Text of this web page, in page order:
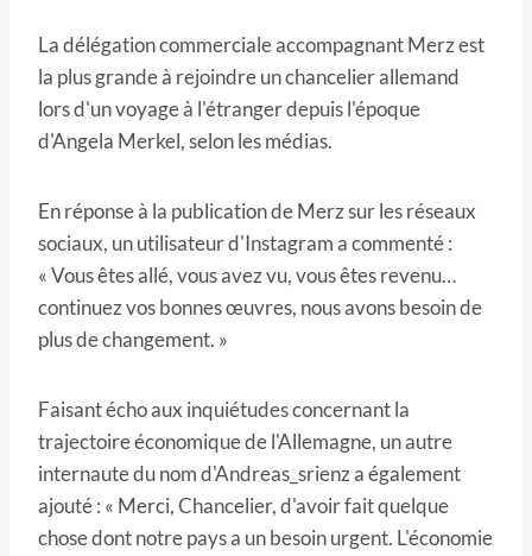
La délégation commerciale accompagnant Merz est
la plus grande à rejoindre un chancelier allemand
lors d'un voyage à l'étranger depuis l'époque
d'Angela Merkel, selon les médias.
En réponse à la publication de Merz sur les réseaux
sociaux, un utilisateur d'Instagram a commenté :
« Vous êtes allé, vous avez vu, vous êtes revenu…
continuez vos bonnes œuvres, nous avons besoin de
plus de changement. »
Faisant écho aux inquiétudes concernant la
trajectoire économique de l'Allemagne, un autre
internaute du nom d'Andreas_srienz a également
ajouté : « Merci, Chancelier, d'avoir fait quelque
chose dont notre pays a un besoin urgent. L'économie